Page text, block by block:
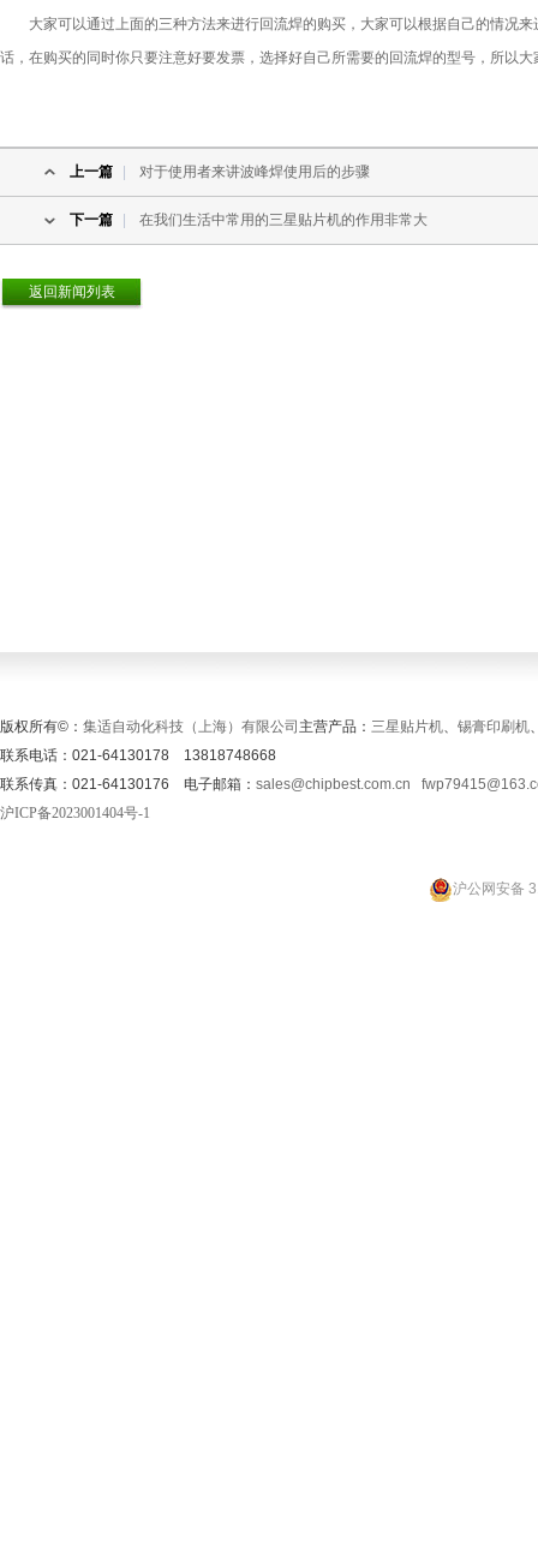
大家可以通过上面的三种方法来进行回流焊的购买，大家可以根据自己的情况来
话，在购买的同时你只要注意好要发票，选择好自己所需要的回流焊的型号，所以
上一篇 对于使用者来讲波峰焊使用后的步骤
下一篇 在我们生活中常用的三星贴片机的作用非常大
返回新闻列表
版权所有©： 集适自动化科技（上海）有限公司 主营产品： 三星贴片机、 锡膏印刷机
联系电话：021-64130178 13818748668
联系传真：021-64130176 电子邮箱： sales@chipbest.com.cn
沪ICP备2023001404号-1
沪公网安备